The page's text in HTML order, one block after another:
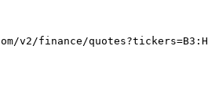
/v2/finance/quotes?tickers=